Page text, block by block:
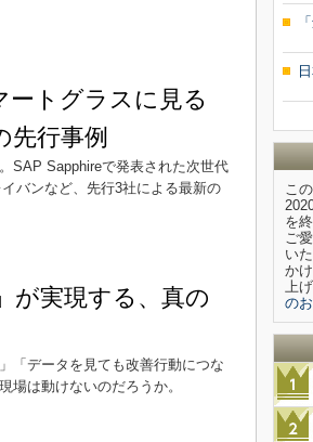
ートグラスに見る
先行事例
SAP Sapphireで発表された次世代
バンなど、先行3社による最新の
が実現する、真の
「データを見ても改善行動につな
場は動けないのだろうか。
こ
を
ご
い
か
上げ
の